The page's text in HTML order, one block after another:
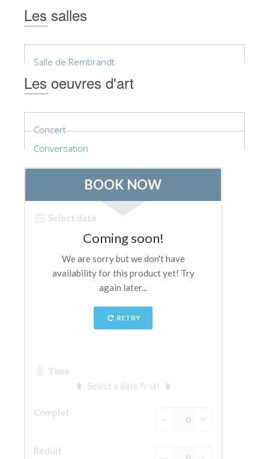
Les salles
Salle de Rembrandt
Les oeuvres d'art
Concert
Conversation